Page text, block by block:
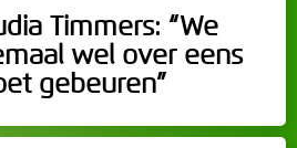
Timmers: “We
wel over eens
gebeuren”